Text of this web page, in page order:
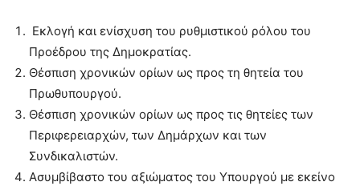
Εκλογή και ενίσχυση του ρυθμιστικού ρόλου του
Προέδρου της Δημοκρατίας.
Θέσπιση χρονικών ορίων ως προς τη θητεία του
Πρωθυπουργού.
Θέσπιση χρονικών ορίων ως προς τις θητείες των
Περιφερειαρχών, των Δημάρχων και των
Συνδικαλιστών.
Ασυμβίβαστο του αξιώματος του Υπουργού με εκείνο